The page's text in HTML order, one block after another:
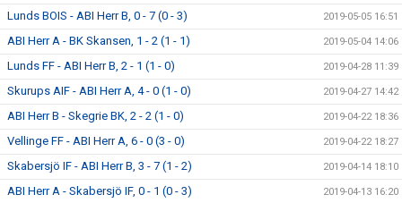
Lunds BOIS - ABI Herr B, 0 - 7 (0 - 3) 2019-05-05 16:51
ABI Herr A - BK Skansen, 1 - 2 (1 - 1) 2019-05-04 14:06
Lunds FF - ABI Herr B, 2 - 1 (1 - 0) 2019-04-28 11:39
Skurups AIF - ABI Herr A, 4 - 0 (1 - 0) 2019-04-27 14:42
ABI Herr B - Skegrie BK, 2 - 2 (1 - 0) 2019-04-22 18:36
Vellinge FF - ABI Herr A, 6 - 0 (3 - 0) 2019-04-22 18:27
Skabersjö IF - ABI Herr B, 3 - 7 (1 - 2) 2019-04-14 18:10
ABI Herr A - Skabersjö IF, 0 - 1 (0 - 3) 2019-04-13 16:20